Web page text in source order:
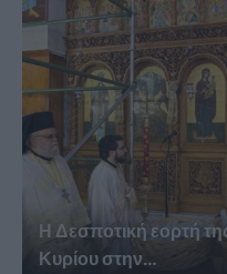
Η Δεσποτική εορτή
Κυρίου στην...